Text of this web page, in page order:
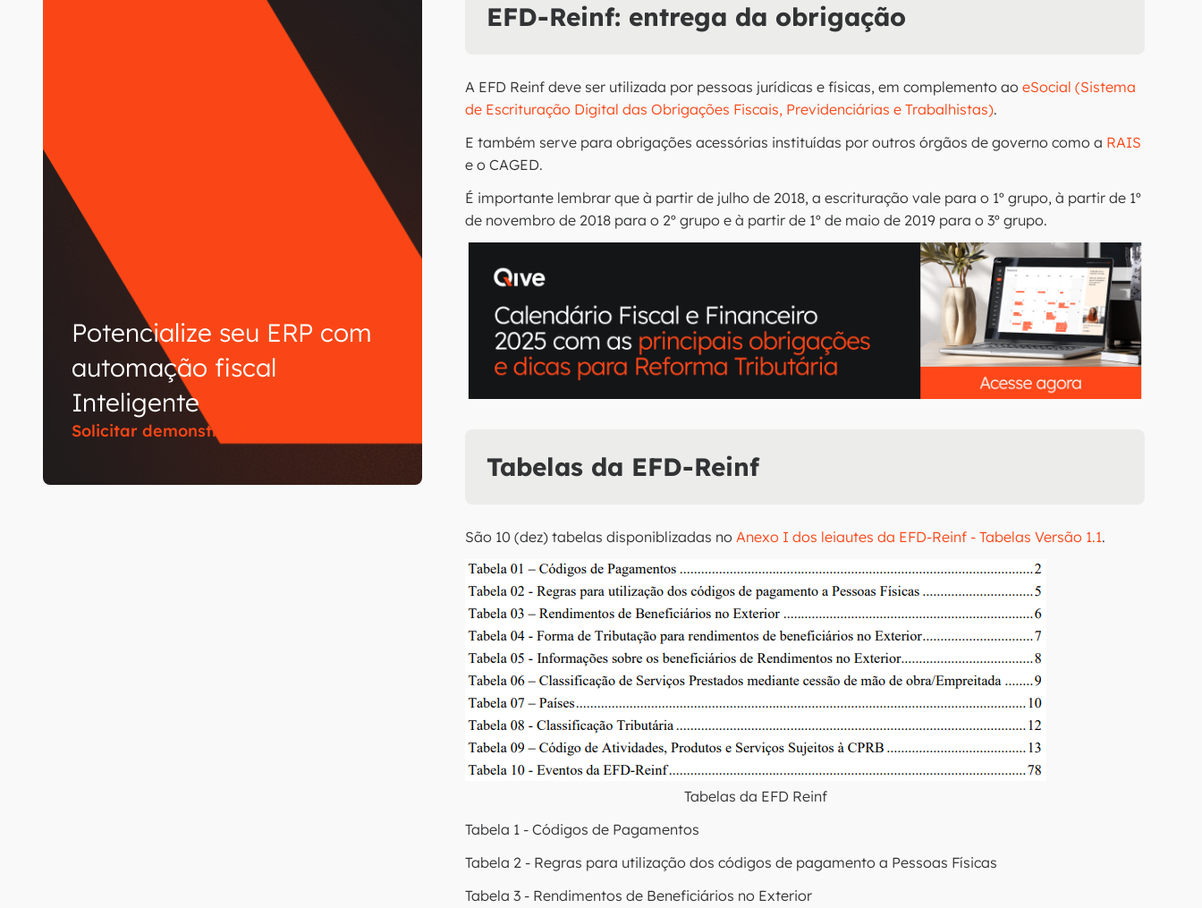
Potencialize seu ERP com
automação fiscal
Inteligente
Solicitar demonstração
EFD-Reinf: entrega da obrigação
A EFD Reinf deve ser utilizada por pessoas jurídicas e físicas, em complemento ao eSocial (Sistema
de Escrituração Digital das Obrigações Fiscais, Previdenciárias e Trabalhistas).
E também serve para obrigações acessórias instituídas por outros órgãos de governo como a RAIS
e o CAGED.
É importante lembrar que à partir de julho de 2018, a escrituração vale para o 1º grupo, à partir de 1º
de novembro de 2018 para o 2º grupo e à partir de 1º de maio de 2019 para o 3º grupo.
Tabelas da EFD-Reinf
São 10 (dez) tabelas disponiblizadas no Anexo I dos leiautes da EFD-Reinf - Tabelas Versão 1.1.
Tabelas da EFD Reinf
Tabela 1 - Códigos de Pagamentos
Tabela 2 - Regras para utilização dos códigos de pagamento a Pessoas Físicas
Tabela 3 - Rendimentos de Beneficiários no Exterior